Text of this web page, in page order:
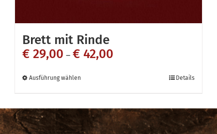
Brett mit Rinde
€ 29,00 – € 42,00
Ausführung wählen
weist
mehrere
Details